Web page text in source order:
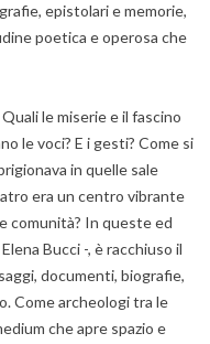
epistolari e memorie,
poetica e operosa che
le miserie e il fascino
le voci? E i gesti? Come si
in quelle sale
era un centro vibrante
comunità? In queste ed
Bucci -, è racchiuso il
documenti, biografie,
Come archeologi tra le
che apre spazio e